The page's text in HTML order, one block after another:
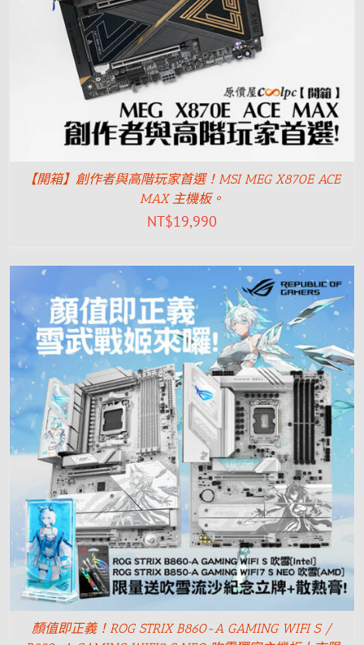
【開箱】創作者與高階玩家首選！MSI MEG X870E ACE
MAX 主機板。
NT$19,990
顏值即正義！ROG STRIX B860-A GAMING WIFI S /